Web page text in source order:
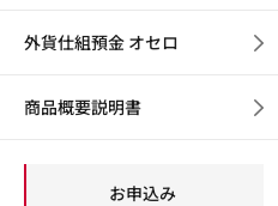
外貨仕組預金 オセロ
商品概要説明書
お申込み